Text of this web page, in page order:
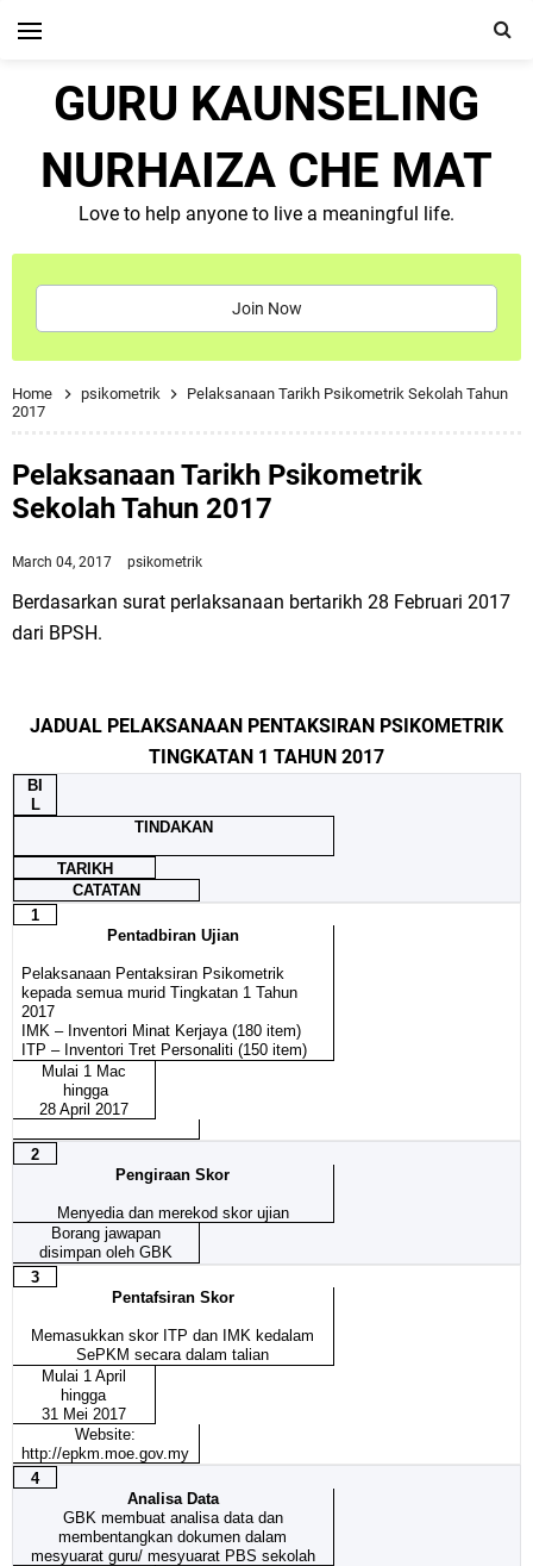
GURU KAUNSELING
NURHAIZA CHE MAT
Love to help anyone to live a meaningful life.
Join Now
Home psikometrik
Pelaksanaan Tarikh Psikometrik Sekolah Tahun
2017
Pelaksanaan Tarikh Psikometrik
Sekolah Tahun 2017
March 04, 2017 psikometrik
Berdasarkan surat perlaksanaan bertarikh 28 Februari 2017
dari BPSH.
JADUAL PELAKSANAAN PENTAKSIRAN PSIKOMETRIK
TINGKATAN 1 TAHUN 2017
BI
L
TINDAKAN
TARIKH
CATATAN
1
Pentadbiran Ujian
Pelaksanaan Pentaksiran Psikometrik
kepada semua murid Tingkatan 1 Tahun
2017
IMK – Inventori Minat Kerjaya (180 item)
ITP – Inventori Tret Personaliti (150 item)
Mulai 1 Mac
hingga
28 April 2017
2
Pengiraan Skor
Menyedia dan merekod skor ujian
Borang jawapan
disimpan oleh GBK
3
Pentafsiran Skor
Memasukkan skor ITP dan IMK kedalam
SePKM secara dalam talian
Mulai 1 April
hingga
31 Mei 2017
Website:
http://epkm.moe.gov.my
4
Analisa Data
GBK membuat analisa data dan
membentangkan dokumen dalam
mesyuarat guru/ mesyuarat PBS sekolah